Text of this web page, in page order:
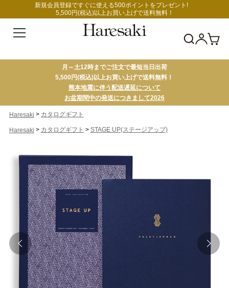
新規会員登録ですぐに使える500ポイントをプレゼント!
5,500円(税込)以上お買い上げで送料無料！
月～土12時までご注文で最短当日出荷
5,500円(税込)以上お買い上げで送料無料！
熊本地震に伴う配送遅延について
お盆期間中の発送につきまして2026
Haresaki > カタログギフト
Haresaki > カタログギフト > STAGE UP(ステージアップ)